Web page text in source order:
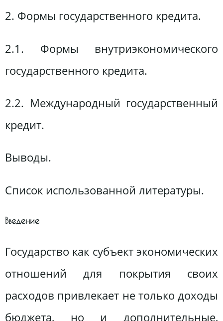
2. Формы государственного кредита.
2.1. Формы внутриэкономического
государственного кредита.
2.2. Международный государственный
кредит.
Выводы.
Список использованной литературы.
Введение
Государство как субъект экономических
отношений для покрытия своих
расходов привлекает не только доходы
бюджета, но и дополнительные,